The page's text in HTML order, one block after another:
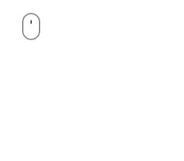
Navigate
to